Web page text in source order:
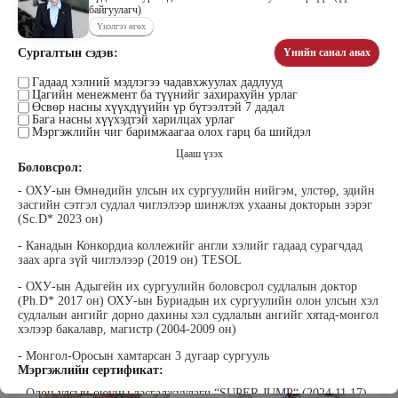
байгуулагч)
Үнэлгээ өгөх
Сургалтын сэдэв: Үнийн санал авах
Гадаад хэлний мэдлэгээ чадавхжуулах дадлууд
Цагийн менежмент ба түүнийг захирахуйн урлаг
Өсвөр насны хүүхдүүийн үр бүтээлтэй 7 дадал
Бага насны хүүхэдтэй харилцах урлаг
Мэргэжлийн чиг баримжаагаа олох гарц ба шийдэл
Цааш үзэх
Боловсрол:
- ОХУ-ын Өмнөдийн улсын их сургуулийн нийгэм, улстөр, эдийн
засгийн сэтгэл судлал чиглэлээр шинжлэх ухааны докторын зэрэг
(Sc.D* 2023 он)
- Канадын Конкордиа коллежийг англи хэлийг гадаад сурагчдад
заах арга зүй чиглэлээр (2019 он) TESOL
- ОХУ-ын Адыгейн их сургуулийн боловсрол судлалын доктор
(Ph.D* 2017 он) ОХУ-ын Буриадын их сургуулийн олон улсын хэл
судлалын ангийг дорно дахины хэл судлалын ангийг хятад-монгол
хэлээр бакалавр, магистр (2004-2009 он)
- Монгол-Оросын хамтарсан 3 дугаар сургууль
Мэргэжлийн сертификат:
- Олон улсын оюуны дасгалжуулагч “SUPER JUMP“ (2024.11.17)
Наран анд консалтинг” ХХК-ийн
Захирал
Бээжин Солонгоо
Франклинкови Монгол ХХК
гүйцэтгэх захирал, Манлайллын
трэйнер, олон улсын сургагч багш,
Уранбор Сэмбэрүү
Прус Центр ХХК-ийн Хяналт
шинжилгээ үнэлгээний дарга
ISO4500; ISO9001 нэгдсэн
тогтолцооны хэрэгжүүлэгч
Энхбаатар Ичинхорлоо
үүсгэн байгуулагч, Зүрх сэтгэлийн
карьер сургалтын төвийн нийгмийн
ажилтан, сургагч багш